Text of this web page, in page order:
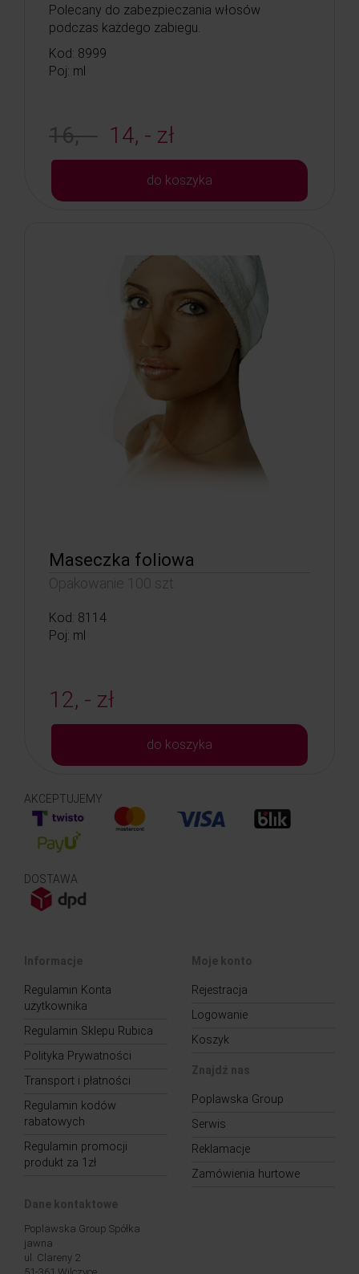
Polecany do zabezpieczania włosów
podczas każdego zabiegu.
Kod: 8999
Poj: ml
16, - 14, - zł
do koszyka
Maseczka foliowa
Opakowanie 100 szt.
Kod: 8114
Poj: ml
12, - zł
do koszyka
AKCEPTUJEMY
DOSTAWA
Informacje
Regulamin Konta
użytkownika
Regulamin Sklepu Rubica
Polityka Prywatności
Transport i płatności
Regulamin kodów
rabatowych
Regulamin promocji
produkt za 1zł
Moje konto
Rejestracja
Logowanie
Koszyk
Znajdź nas
Poplawska Group
Serwis
Reklamacje
Zamówienia hurtowe
Dane kontaktowe
Poplawska Group Spółka
jawna
ul. Clareny 2